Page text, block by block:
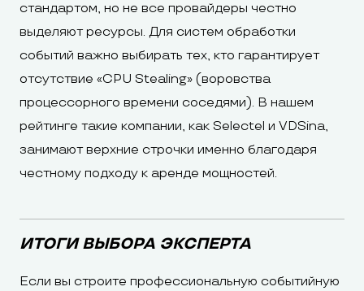
стандартом, но не все провайдеры честно
выделяют ресурсы. Для систем обработки
событий важно выбирать тех, кто гарантирует
отсутствие «CPU Stealing» (воровства
процессорного времени соседями). В нашем
рейтинге такие компании, как Selectel и VDSina,
занимают верхние строчки именно благодаря
честному подходу к аренде мощностей.
ИТОГИ ВЫБОРА ЭКСПЕРТА
Если вы строите профессиональную событийную